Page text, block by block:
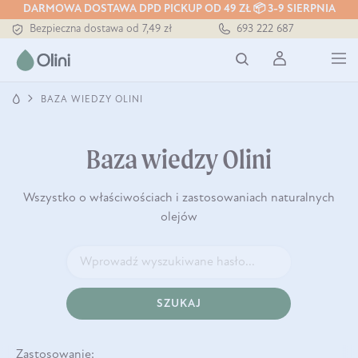
DARMOWA DOSTAWA DPD PICKUP OD 49 ZŁ 📦 3-9 SIERPNIA
Bezpieczna dostawa od 7,49 zł
Darmowa dostawa od 199 zł
Tłoczony zawsze na zimno
693 222 687
BAZA WIEDZY OLINI
Baza wiedzy Olini
Wszystko o właściwościach i zastosowaniach naturalnych
olejów
SZUKAJ
Zastosowanie: